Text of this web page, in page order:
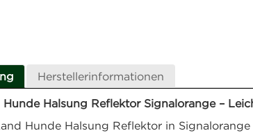
Herstellerinformationen
Hunde Halsung Reflektor Signalorange –
Hunde Halsung Reflektor in